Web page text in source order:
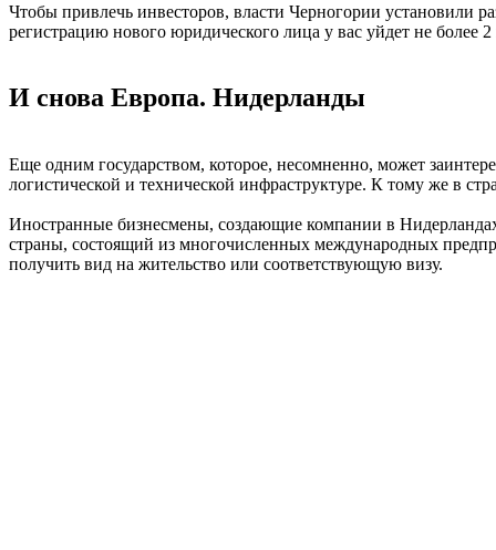
Чтобы привлечь инвесторов, власти Черногории установили
регистрацию нового юридического лица у вас уйдет не
И снова Европа. Нидерланды
Еще одним государством, которое, несомненно, может
логистической и технической инфраструктуре. К тому же в
Иностранные бизнесмены, создающие компании в
страны, состоящий из многочисленных международных
получить вид на жительство или соответствующую визу.